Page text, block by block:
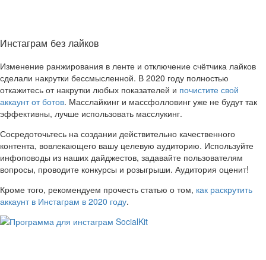
Инстаграм без лайков
Изменение ранжирования в ленте и отключение счётчика лайков
сделали накрутки бессмысленной. В 2020 году полностью
откажитесь от накрутки любых показателей и почистите свой
аккаунт от ботов. Масслайкинг и массфолловинг уже не будут так
эффективны, лучше использовать масслукинг.
Сосредоточьтесь на создании действительно качественного
контента, вовлекающего вашу целевую аудиторию. Используйте
инфоповоды из наших дайджестов, задавайте пользователям
вопросы, проводите конкурсы и розыгрыши. Аудитория оценит!
Кроме того, рекомендуем прочесть статью о том, как раскрутить
аккаунт в Инстаграм в 2020 году.